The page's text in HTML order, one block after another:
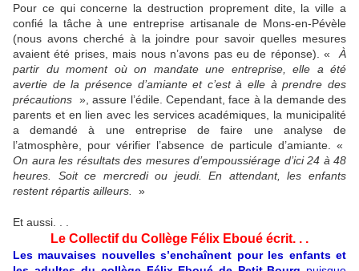
Pour ce qui concerne la destruction proprement dite, la ville a
confié la tâche à une entreprise artisanale de Mons-en-Pévèle
(nous avons cherché à la joindre pour savoir quelles mesures
avaient été prises, mais nous n’avons pas eu de réponse). « À
partir du moment où on mandate une entreprise, elle a été
avertie de la présence d’amiante et c’est à elle à prendre des
précautions », assure l’édile. Cependant, face à la demande des
parents et en lien avec les services académiques, la municipalité
a demandé à une entreprise de faire une analyse de
l’atmosphère, pour vérifier l’absence de particule d’amiante. «
On aura les résultats des mesures d’empoussiérage d’ici 24 à 48
heures. Soit ce mercredi ou jeudi. En attendant, les enfants
restent répartis ailleurs.
»
Et aussi. . .
Le Collectif du Collège Félix Eboué écrit. . .
Les mauvaises nouvelles s’enchaînent pour les enfants et